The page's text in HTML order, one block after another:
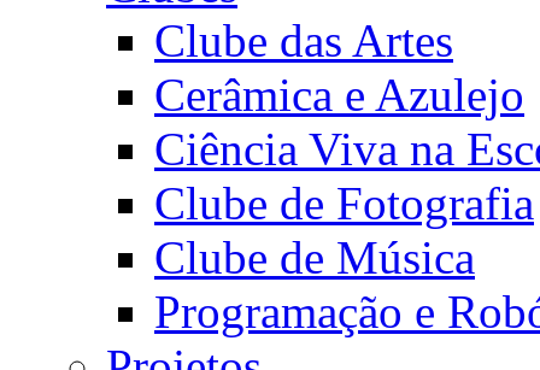
Clube das Artes
Cerâmica e Azulejo
Ciência Viva na
Clube de Fotografia
Clube de Música
Programação e